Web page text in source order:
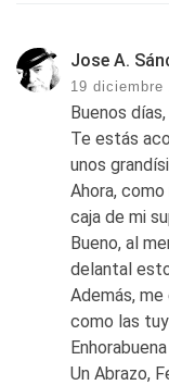
Jose A.
19 diciembre
Buenos
Te estás
unos
Ahora,
caja de mi
Bueno, al
delantal
Además,
como las
Un Abrazo,